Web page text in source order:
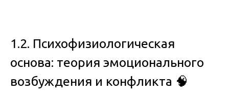
1.2. Психофизиологическая
основа: теория эмоционального
возбуждения и конфликта 🧠